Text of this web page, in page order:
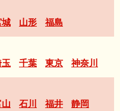
城 山形 福島
千葉 東京 神奈川
石川 福井
静岡